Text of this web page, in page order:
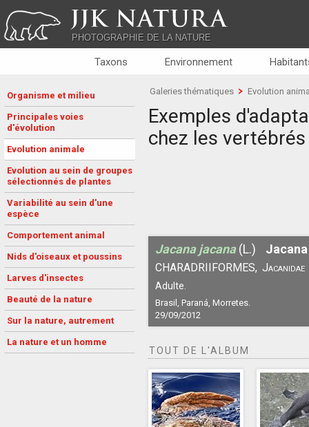
JJK NATURA
PHOTOGRAPHIE DE LA NATURE
Taxons Environnement
Organisme et milieu
Principales voies
d'évolution
Evolution animale
Evolution au sein de groupes
sélectionnés de plantes
Variabilité au sein d'une
espèce
Comportement animal
Nids d'oiseaux et poussins
Larves d'insectes
Beauté de la nature
Sur la nature, autrement
La nature et un homme
Galeries thématiques Evolution
Exemples
chez les vertébrés
Jacana jacana (L.)
CHARADRIIFORMES, Jacanidae
Adulte.
Brasil, Paraná, Morretes.
29/09/2012
TOUT DE L'ALBUM